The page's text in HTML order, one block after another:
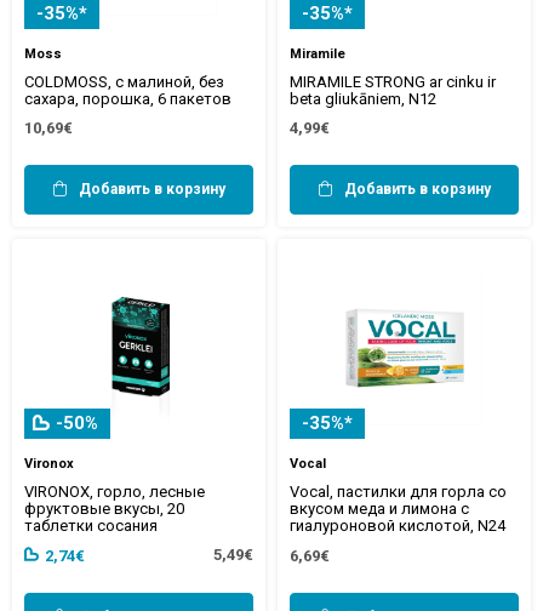
-35%*
Moss
COLDMOSS, с малиной, без
сахара, порошка, 6 пакетов
10,69€
Добавить в корзину
-35%*
Miramile
MIRAMILE STRONG ar cinku ir
beta gliukāniem, N12
4,99€
Добавить в корзину
-50%
Vironox
VIRONOX, горло, лесные
фруктовые вкусы, 20
таблетки сосания
2,74€
5,49€
-35%*
Vocal
Vocal, пастилки для горла со
вкусом меда и лимона с
гиалуроновой кислотой, N24
6,69€